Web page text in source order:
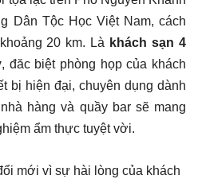
Dân Tộc Học Việt Nam, cách
20 km. Là khách sạn 4
, đăc biệt phòng họp của khách
bị hiện đại, chuyên dụng dành
hàng và quầy bar sẽ mang
ẩm thực tuyệt vời.
mới vì sự hài lòng của khách